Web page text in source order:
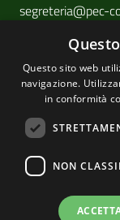
segreteria@pec-
Email
SEGUICI SU
Sezione
| Cookie
Questo sito web
navigazione.
in conformità
NON